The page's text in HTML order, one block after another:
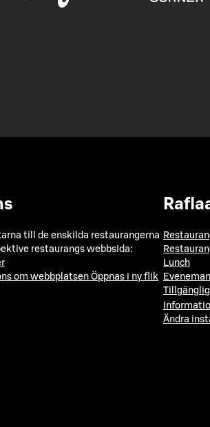
till de enskilda restaurangerna
restaurangs webbsida:
om webbplatsen Öppnas i ny flik
Lunch
Ändra